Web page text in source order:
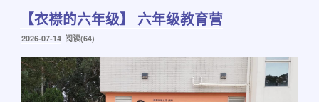
【衣襟的六年级】 六年级教育营
发
于
2026-07-14 阅读(64)